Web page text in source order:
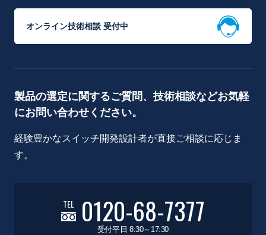
オンライン技術相談 受付中
製品の選定に関するご質問、技術相談などお気軽
にお問い合わせください。
経験豊かなスイッチ開発設計者が直接ご相談に応じま
す。
TEL 0120-68-7377
受付平日 8:30～17:30